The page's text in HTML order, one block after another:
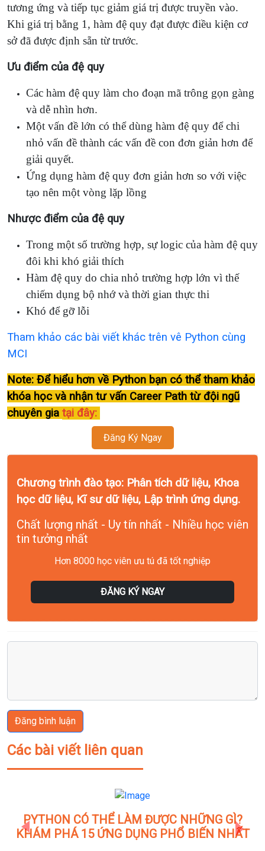
tương ứng và tiếp tục giảm giá trị được truyền vào.
Khi giá trị bằng 1, hàm đệ quy đạt được điều kiện cơ
sở đã được định sẵn từ trước.
Ưu điểm của đệ quy
Các hàm đệ quy làm cho đoạn mã trông gọn gàng
và dễ nhìn hơn.
Một vấn đề lớn có thể dùng hàm đệ quy để chi
nhỏ vấn đề thành các vấn đề con đơn giản hơn để
giải quyết.
Ứng dụng hàm đệ quy đơn giản hơn so với việc
tạo nên một vòng lặp lồng
Nhược điểm của đệ quy
Trong một số trường hợp, sự logic của hàm đệ quy
đôi khi khó giải thích
Hàm đệ quy do chia nhỏ trường hợp lớn vì thế
chiếm dụng bộ nhớ và thời gian thực thi
Khó để gỡ lỗi
Tham khảo các bài viết khác trên vê Python cùng
MCI
Note: Để hiểu hơn về Python bạn có thể tham khảo
khóa học và nhận tư vấn Career Path từ đội ngũ
chuyên gia tại đây:
Đăng Ký Ngay
Chương trình đào tạo: Phân tích dữ liệu, Khoa
học dữ liệu, Kĩ sư dữ liệu, Lập trình ứng dụng.
Chất lượng nhất - Uy tín nhất - Nhiều học viên
tin tưởng nhất
Hơn 8000 học viên ưu tú đã tốt nghiệp
ĐĂNG KÝ NGAY
Đăng bình luận
Các bài viết liên quan
PYTHON CÓ THỂ LÀM ĐƯỢC NHỮNG GÌ?
KHÁM PHÁ 15 ỨNG DỤNG PHỔ BIẾN NHẤT
Previous Next